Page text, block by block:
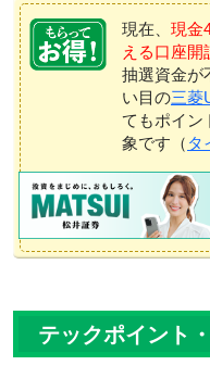
現在、 現金
える口座開
抽選資金が
い目の三菱
てもポイン
象です（ タ
テックポイント